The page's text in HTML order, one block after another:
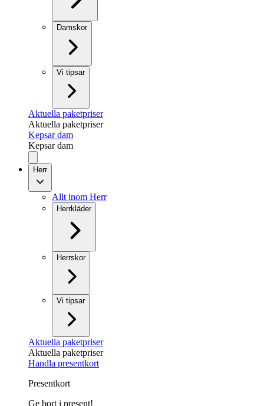
Damskor
Vi tipsar
Aktuella paketpriser
Aktuella paketpriser
Kepsar dam
Kepsar dam
Herr
Allt inom Herr
Herrkläder
Herrskor
Vi tipsar
Aktuella paketpriser
Aktuella paketpriser
Handla presentkort
Presentkort
Ge bort i present!